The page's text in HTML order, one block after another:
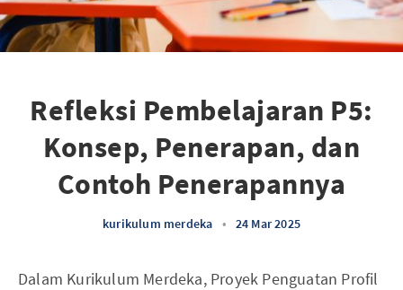
Refleksi Pembelajaran P5:
Konsep, Penerapan, dan
Contoh Penerapannya
kurikulum merdeka • 24 Mar 2025
Dalam Kurikulum Merdeka, Proyek Penguatan Profil